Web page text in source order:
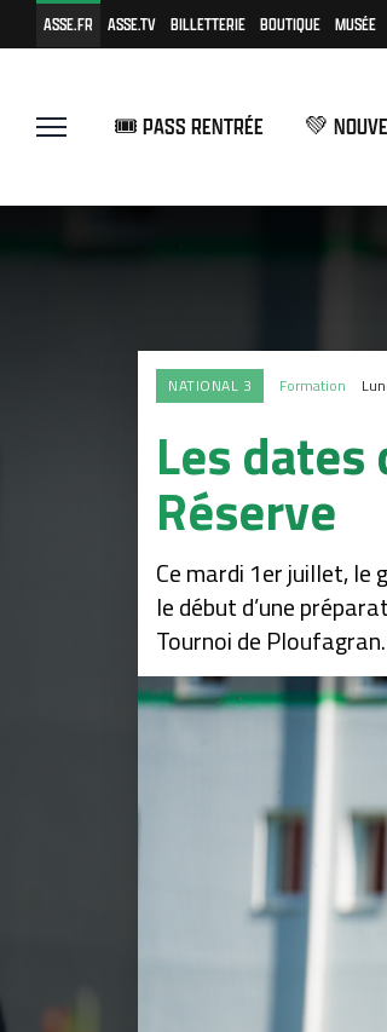
ASSE.FR ASSE.TV BILLETTERIE BOUTIQUE MUSÉE
🎟️ PASS RENTRÉE 💚
NATIONAL 3 Formation
Les
Réserve
Ce mardi 1er juillet,
le début d’une
Tournoi de Ploufagran.